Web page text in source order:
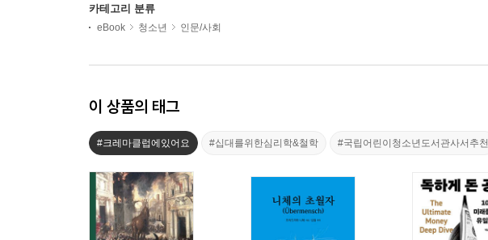
카테고리 분류
eBook 청소년 인문/사회
이 상품의 태그
#크레마클럽에있어요 #십대를위한심리학&철학 #국립어린이청소년도서관사서추천